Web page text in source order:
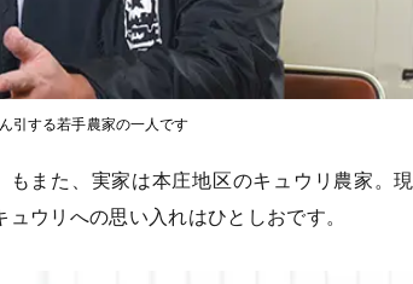
引する若手農家の一人です
もまた、実家は本庄地区のキュウリ農家。現
ウリへの思い入れはひとしおです。